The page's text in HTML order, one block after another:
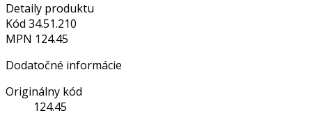
Detaily produktu
Kód 34.51.210
MPN 124.45
Dodatočné informácie
Originálny kód
124.45